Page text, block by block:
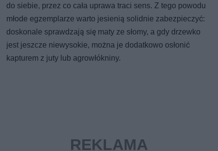
do siebie, przez co cała uprawa traci sens. Z tego powodu
młode egzemplarze warto jesienią solidnie zabezpieczyć:
doskonale sprawdzają się maty ze słomy, a gdy drzewko
jest jeszcze niewysokie, można je dodatkowo osłonić
kapturem z juty lub agrowłókniny.